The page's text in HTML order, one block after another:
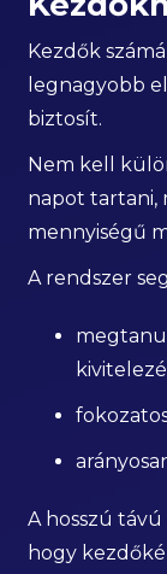
Kezdők
legnagyobb
biztosít.
Nem kell
napot tartani,
mennyiségű
A rendszer
A hosszú
hogy